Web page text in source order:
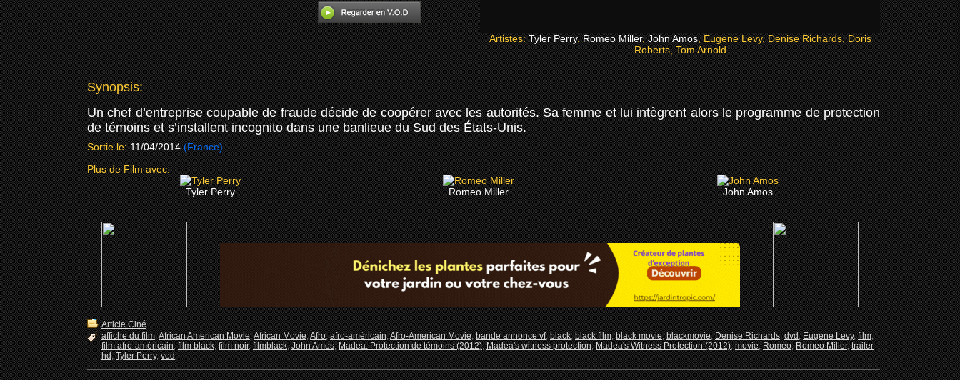
Artistes:Tyler Perry,Romeo Miller,John Amos, Eugene Levy, Denise Richards, Doris
Roberts, Tom Arnold
Synopsis:
Un chef d’entreprise coupable de fraude décide de coopérer avec les autorités. Sa femme et lui intègrent alors le programme de protection
de témoins et s’installent incognito dans une banlieue du Sud des États-Unis.
Sortie le: 11/04/2014 (France)
Plus de Film avec:
Tyler Perry
Romeo Miller John Amos
Article Ciné
affiche du film,African American Movie,African Movie,Afro,afro-américain,Afro-American Movie,bande annonce vf,black,black film,black movie,blackmovie,Denise Richards,dvd,Eugene Levy,film,
film afro-américain,film black,film noir,filmblack,John Amos,Madea: Protection de témoins (2012),Madea's witness protection,Madea's Witness Protection (2012),movie,Roméo,Romeo Miller,trailer
hd,Tyler Perry,vod